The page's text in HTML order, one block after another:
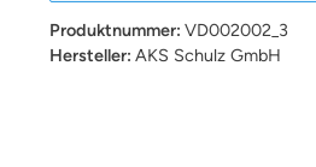
Produktnummer: VD002002_3
Hersteller: AKS Schulz GmbH